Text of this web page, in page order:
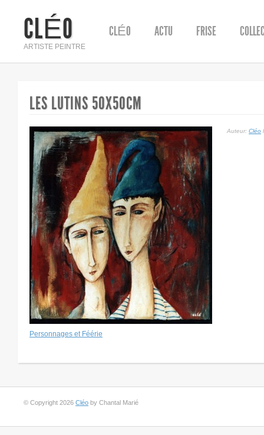
CLÉO
ARTISTE PEINTRE
CLÉO ACTU FRISE
LES LUTINS 50X50CM
Auteur: Cléo
Personnages et Féérie
© Copyright 2026 Cléo by Chantal Marié